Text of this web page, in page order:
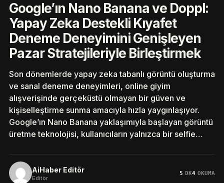
Google’ın Nano Banana ve Doppl:
Yapay Zeka Destekli Kıyafet
Deneme Deneyimini Genişleyen
Pazar Stratejileriyle Birleştirmek
Son dönemlerde yapay zeka tabanlı görüntü oluşturma
ve sanal deneme deneyimleri, online giyim
alışverişinde gerçeküstü olmayan bir güven ve
kişiselleştirme sunma amacıyla hızla yaygınlaşıyor.
Google’ın Nano Banana yaklaşımıyla başlayan görüntü
üretme teknolojisi, kullanıcıların yalnızca bir selfie…
AiHaber Editör
Editör
5 DK4 OKUMA